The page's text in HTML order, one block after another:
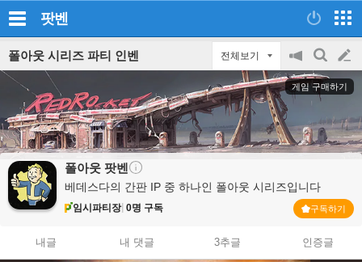
팟벤
폴아웃 시리즈 파티 인벤 전체보기
공
지
on/off
검
색
글
기
게임 구매하기
폴아웃 팟벤
임시파티장 0명 구독
베데스다의 간판 IP 중 하나인 폴아웃 시리즈입니다
구독하기
내글 내 댓글 3추글 인증글